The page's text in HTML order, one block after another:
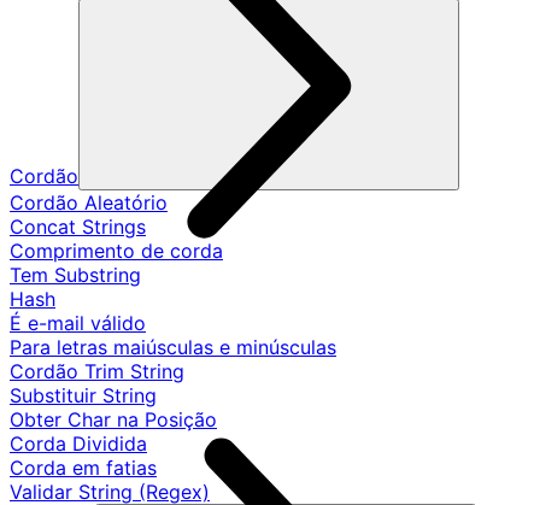
Cordão
Cordão Aleatório
Concat Strings
Comprimento de corda
Tem Substring
Hash
É e-mail válido
Para letras maiúsculas e minúsculas
Cordão Trim String
Substituir String
Obter Char na Posição
Corda Dividida
Corda em fatias
Validar String (Regex)